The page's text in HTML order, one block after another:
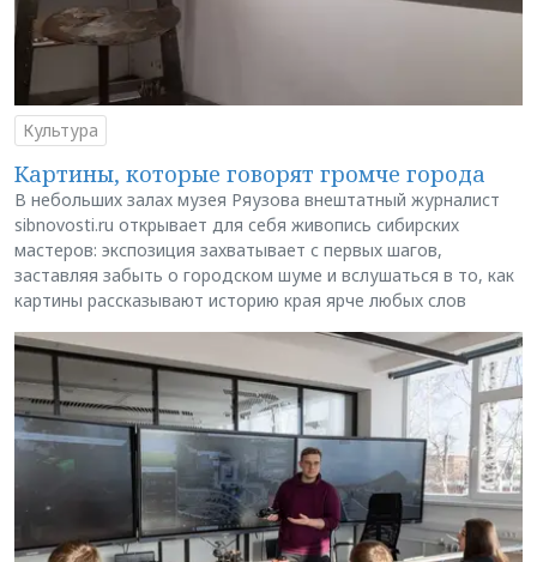
Культура
Картины, которые говорят громче города
В небольших залах музея Ряузова внештатный журналист
sibnovosti.ru открывает для себя живопись сибирских
мастеров: экспозиция захватывает с первых шагов,
заставляя забыть о городском шуме и вслушаться в то, как
картины рассказывают историю края ярче любых слов